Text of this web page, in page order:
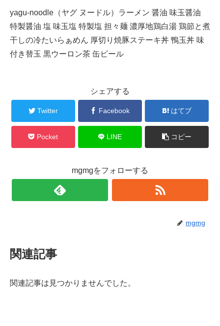
yagu-noodle（ヤグ ヌードル）ラーメン 醤油 味玉醤油
特製醤油 塩 味玉塩 特製塩 担々麺 濃厚地鶏白湯 鶏節と煮
干しの冷たいらぁめん 厚切り焼豚ステーキ丼 鴨玉丼 味
付き替玉 黒ウーロン茶 缶ビール
シェアする
Twitter Facebook はてブ
Pocket LINE コピー
mgmgをフォローする
mgmg
関連記事
関連記事は見つかりませんでした。